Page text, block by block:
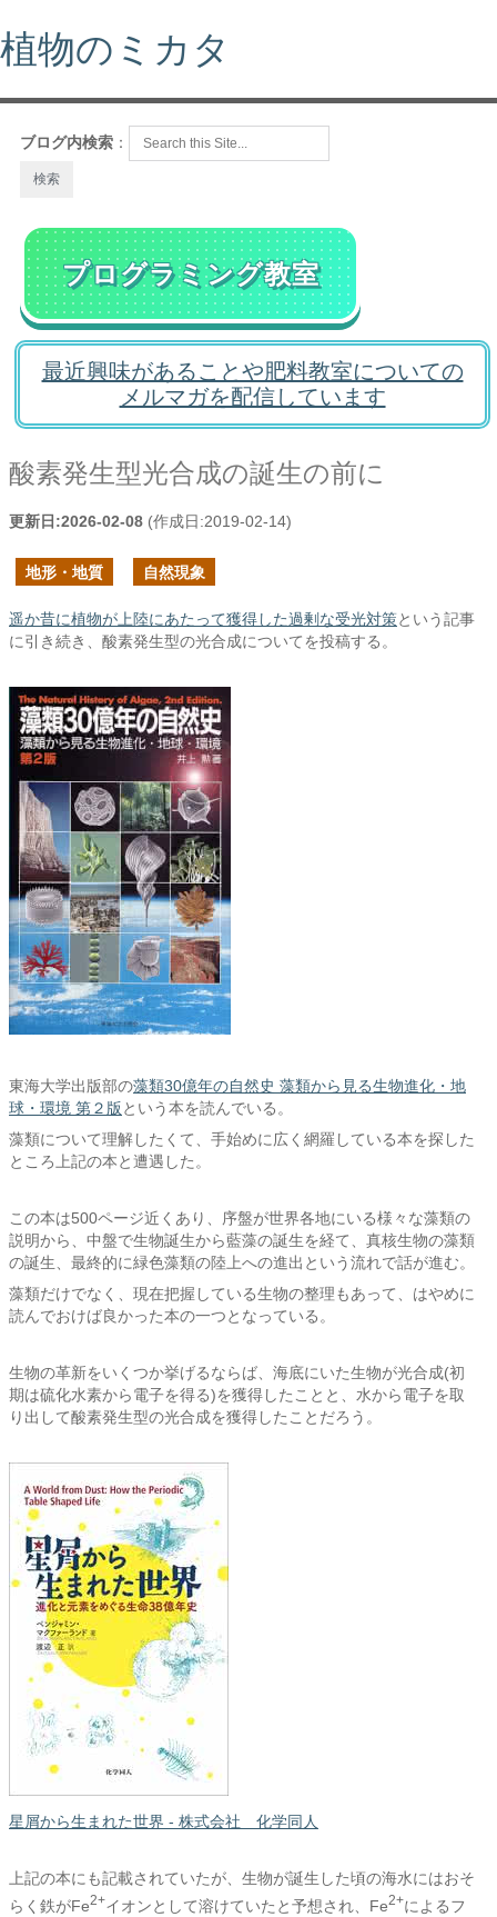
植物のミカタ
ブログ内検索 ：
プログラミング教室
最近興味があることや肥料教室についての
メルマガを配信しています
酸素発生型光合成の誕生の前に
更新日:2026-02-08 (作成日:2019-02-14)
地形・地質 自然現象
遥か昔に植物が上陸にあたって獲得した過剰な受光対策という記事
に引き続き、酸素発生型の光合成についてを投稿する。
東海大学出版部の藻類30億年の自然史 藻類から見る生物進化・地
球・環境 第２版という本を読んでいる。
藻類について理解したくて、手始めに広く網羅している本を探した
ところ上記の本と遭遇した。
この本は500ページ近くあり、序盤が世界各地にいる様々な藻類の
説明から、中盤で生物誕生から藍藻の誕生を経て、真核生物の藻類
の誕生、最終的に緑色藻類の陸上への進出という流れで話が進む。
藻類だけでなく、現在把握している生物の整理もあって、はやめに
読んでおけば良かった本の一つとなっている。
生物の革新をいくつか挙げるならば、海底にいた生物が光合成(初
期は硫化水素から電子を得る)を獲得したことと、水から電子を取
り出して酸素発生型の光合成を獲得したことだろう。
星屑から生まれた世界 - 株式会社 化学同人
上記の本にも記載されていたが、生物が誕生した頃の海水にはおそ
らく鉄がFe2+イオンとして溶けていたと予想され、Fe2+によるフ